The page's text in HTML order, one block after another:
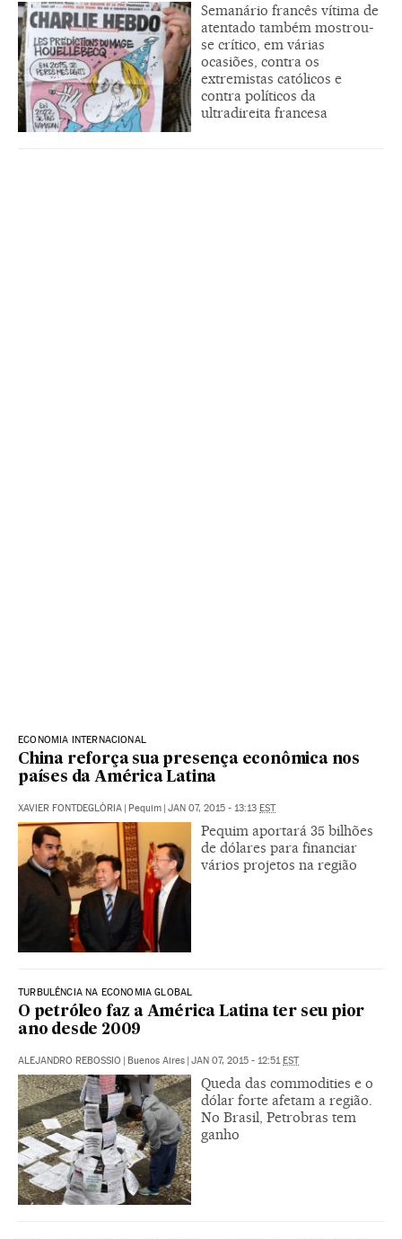
Semanário francês vítima de
atentado também mostrou-
se crítico, em várias
ocasiões, contra os
extremistas católicos e
contra políticos da
ultradireita francesa
ECONOMIA INTERNACIONAL
China reforça sua presença econômica nos
países da América Latina
XAVIER FONTDEGLÒRIA | Pequim | JAN 07, 2015 - 13:13 EST
Pequim aportará 35 bilhões
de dólares para financiar
vários projetos na região
TURBULÊNCIA NA ECONOMIA GLOBAL
O petróleo faz a América Latina ter seu pior
ano desde 2009
ALEJANDRO REBOSSIO | Buenos Aires | JAN 07, 2015 - 12:51EST
Queda das commodities e o
dólar forte afetam a região.
No Brasil, Petrobras tem
ganho